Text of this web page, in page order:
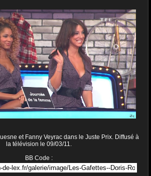
et Fanny Veyrac dans le Juste Prix. Diffusé à
la télévision le 09/03/11.
BB Code :